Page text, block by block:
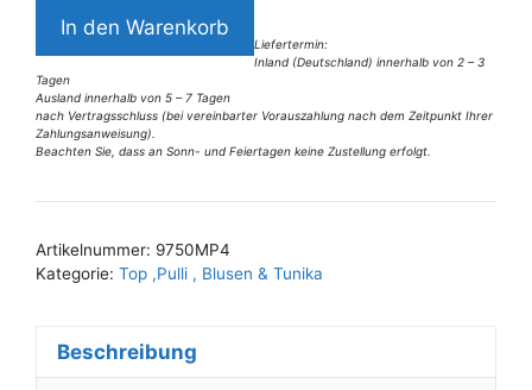
9750MP4
Missy
Fledermaus
Gr
38-
In den Warenkorb
Liefertermin:
Inland (Deutschland) innerhalb von 2 – 3
Tagen
Ausland innerhalb von 5 – 7 Tagen
nach Vertragsschluss (bei vereinbarter Vorauszahlung nach dem Zeitpunkt Ihrer
Zahlungsanweisung).
Beachten Sie, dass an Sonn- und Feiertagen keine Zustellung erfolgt.
l
e
t
Artikelnummer: 9750MP4
Kategorie: Top ,Pulli , Blusen & Tunika
Beschreibung